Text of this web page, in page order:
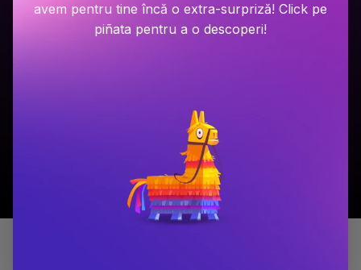
Ariel Lawhon
Râul Înghețat
Dan Brown
Secretul secretelor
avem pentru tine încă o extra-surpriză! Click pe
piñata pentru a o descoperi!